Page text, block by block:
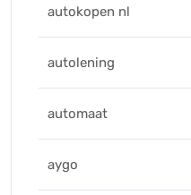
autokopen nl
autolening
automaat
aygo